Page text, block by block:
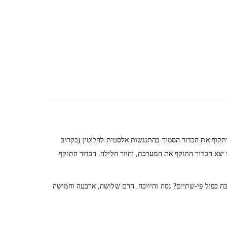
את הכדור הסמוך בהתנגשות אלסטית לחלוטין (בקרוב
יצא הכדור התוקף את המערכת, וחוזר חלילה. הכדור התוקף
כפול פי-שתיים? נסה והיווכח. הרם שלושה, ארבעה וחמישה